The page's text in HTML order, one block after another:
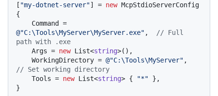
[ "my-dotnet-server"] = new McpStdioServerConfig
{
@"C:\Tools\MyServer\MyServer.exe" ,
// Full
path with .exe
    Args =
new List<string>(),
    WorkingDirectory =
@"C:\Tools\MyServer"
// Set working directory
    Tools =
new List<string> { "*" },
}